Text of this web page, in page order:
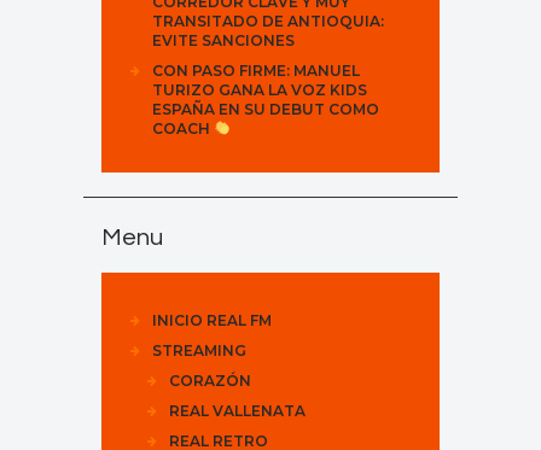
TRANSITADO DE ANTIOQUIA:
EVITE SANCIONES
CON PASO FIRME: MANUEL
TURIZO GANA LA VOZ KIDS
ESPAÑA EN SU DEBUT COMO
COACH
Menu
INICIO REAL FM
STREAMING
CORAZÓN
REAL VALLENATA
REAL RETRO